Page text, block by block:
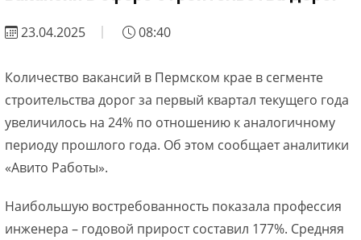
23.04.2025 08:40
Количество вакансий в Пермском крае в сегменте
строительства дорог за первый квартал текущего года
увеличилось на 24% по отношению к аналогичному
периоду прошлого года. Об этом сообщает аналитики
«Авито Работы».
Наибольшую востребованность показала профессия
инженера – годовой прирост составил 177%. Средняя